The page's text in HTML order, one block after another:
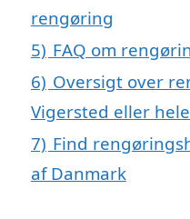
rengøring
5) FAQ om
6) Oversigt over
Vigersted eller
7) Find
af Danmark